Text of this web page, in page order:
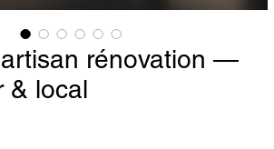
rénovation —
& local
promotionnel